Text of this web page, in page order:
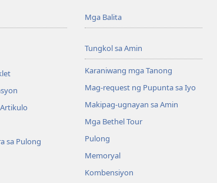
sa Pulong
Mga Balita
Tungkol sa Amin
Karaniwang mga Tanong
Mag-request ng Pupunta sa Iyo
Makipag-ugnayan sa Amin
Mga Bethel Tour
Pulong
Memoryal
Kombensiyon